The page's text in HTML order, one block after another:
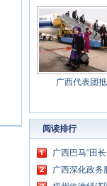
广西代表团
阅读排行
广西巴马“田
广西深化政务